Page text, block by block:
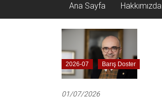
Cumhuriyeti…
Ana Sayfa Hakkımızda
2026-07 Barış Doster
01/07/2026